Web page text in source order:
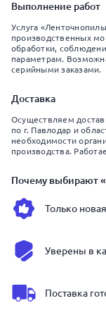
Выполнение работ
Услуга
производственных
обработки,
параметрам.
серийными заказами.
Доставка
Осуществляем
по г. Павлодар и
необходимости
производства.
Почему выбирают
Только
Уверены в
Поставка